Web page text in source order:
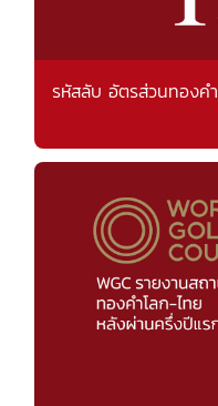
รหัสลับ อัตรส่วนทองคำ